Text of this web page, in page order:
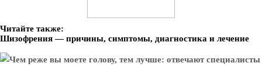
Читайте также:
Шизофрения — причины, симптомы, диагностика и лечение